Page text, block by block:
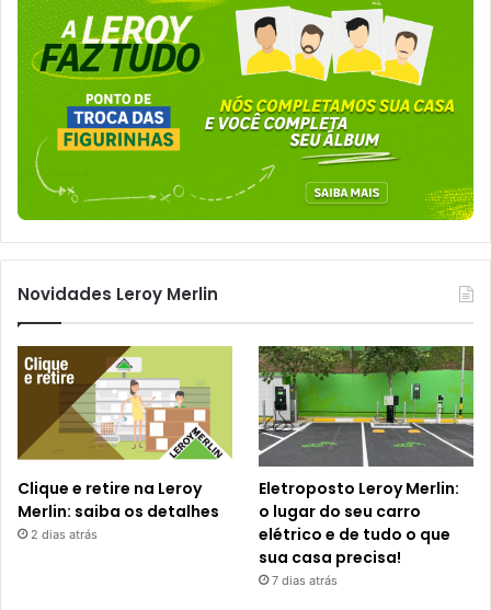
Novidades Leroy Merlin
Clique e retire na Leroy
Merlin: saiba os detalhes
2 dias atrás
Eletroposto Leroy Merlin:
o lugar do seu carro
elétrico e de tudo o que
sua casa precisa!
7 dias atrás